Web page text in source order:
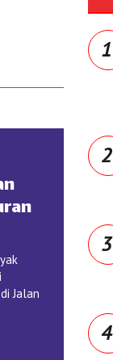
Jalan
1
2
3
4